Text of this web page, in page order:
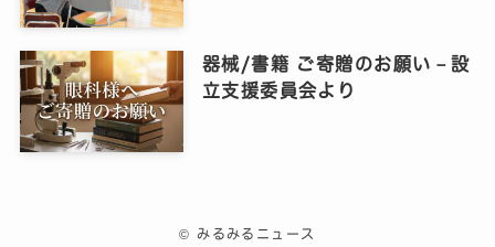
器械/書籍 ご寄贈のお願い－設
立支援委員会より
© みるみるニュース